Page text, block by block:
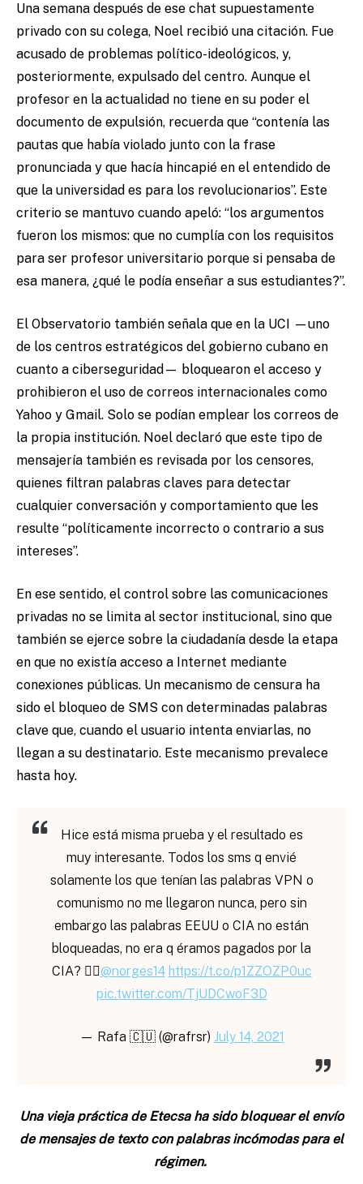
Una semana después de ese chat supuestamente
privado con su colega, Noel recibió una citación. Fue
acusado de problemas político-ideológicos, y,
posteriormente, expulsado del centro. Aunque el
profesor en la actualidad no tiene en su poder el
documento de expulsión, recuerda que “contenía las
pautas que había violado junto con la frase
pronunciada y que hacía hincapié en el entendido de
que la universidad es para los revolucionarios”. Este
criterio se mantuvo cuando apeló: “los argumentos
fueron los mismos: que no cumplía con los requisitos
para ser profesor universitario porque si pensaba de
esa manera, ¿qué le podía enseñar a sus estudiantes?”.
El Observatorio también señala que en la UCI —uno
de los centros estratégicos del gobierno cubano en
cuanto a ciberseguridad— bloquearon el acceso y
prohibieron el uso de correos internacionales como
Yahoo y Gmail. Solo se podían emplear los correos de
la propia institución. Noel declaró que este tipo de
mensajería también es revisada por los censores,
quienes filtran palabras claves para detectar
cualquier conversación y comportamiento que les
resulte “políticamente incorrecto o contrario a sus
intereses”.
En ese sentido, el control sobre las comunicaciones
privadas no se limita al sector institucional, sino que
también se ejerce sobre la ciudadanía desde la etapa
en que no existía acceso a Internet mediante
conexiones públicas. Un mecanismo de censura ha
sido el bloqueo de SMS con determinadas palabras
clave que, cuando el usuario intenta enviarlas, no
llegan a su destinatario. Este mecanismo prevalece
hasta hoy.
Hice está misma prueba y el resultado es
muy interesante. Todos los sms q envié
solamente los que tenían las palabras VPN o
comunismo no me llegaron nunca, pero sin
embargo las palabras EEUU o CIA no están
bloqueadas, no era q éramos pagados por la
CIA? 🤷‍♂️@norges14 https://t.co/p1ZZOZP0uc
pic.twitter.com/TjUDCwoF3D
— Rafa 🇨🇺 (@rafrsr) July 14, 2021
Una vieja práctica de Etecsa ha sido bloquear el envío
de mensajes de texto con palabras incómodas para el
régimen.